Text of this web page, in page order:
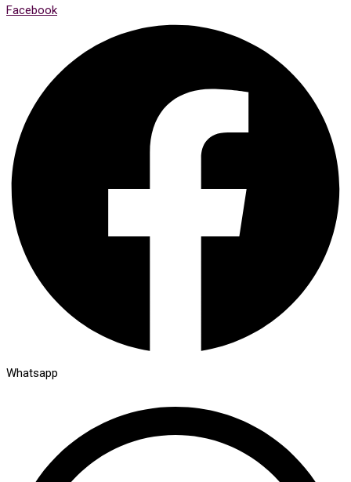
Facebook
Whatsapp